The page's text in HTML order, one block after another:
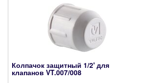
Колпачок защитный 1/2' для
клапанов VT.007/008